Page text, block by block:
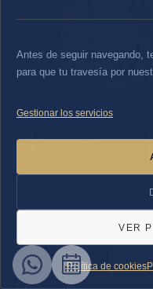
Antes de seguir navegando,
para que tu travesía por
Gestionar los servicios
VER
Política de cookies
Reservar